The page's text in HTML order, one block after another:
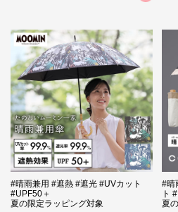
#晴雨兼用 #遮熱 #遮光 #UVカット
#UPF50＋
夏の限定ラッピング対象
#晴
ト
夏